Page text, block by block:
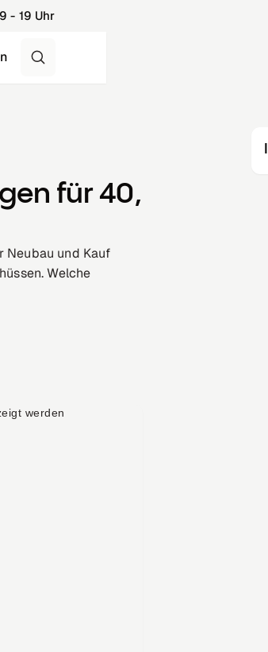
- 19 Uhr
für 40,
Neubau und Kauf
Welche
Übersicht Kosten und Einsparpotenzial •